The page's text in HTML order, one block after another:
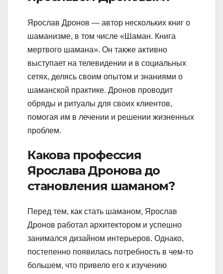
Ярослав Дронов — автор нескольких книг о
шаманизме, в том числе «Шаман. Книга
мертвого шамана». Он также активно
выступает на телевидении и в социальных
сетях, делясь своим опытом и знаниями о
шаманской практике. Дронов проводит
обряды и ритуалы для своих клиентов,
помогая им в лечении и решении жизненных
проблем.
Какова профессия
Ярослава Дронова до
становления шаманом?
Перед тем, как стать шаманом, Ярослав
Дронов работал архитектором и успешно
занимался дизайном интерьеров. Однако,
постепенно появилась потребность в чем-то
большем, что привело его к изучению